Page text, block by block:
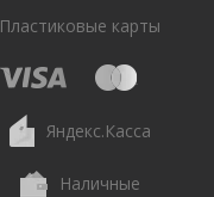
Пластиковые карты
Яндекс.Касса
Наличные